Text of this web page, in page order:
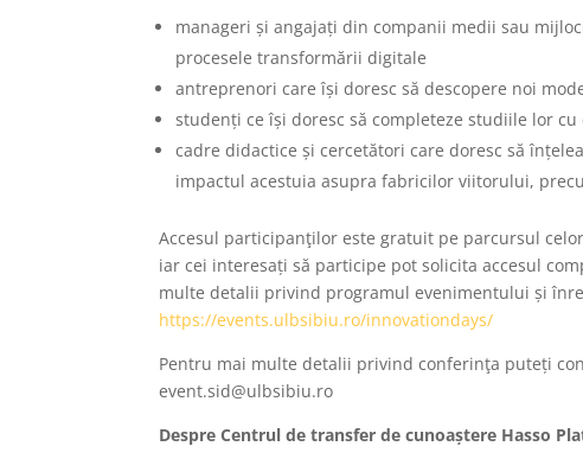
manageri și angajați din companii medii sau
procesele transformării digitale
antreprenori care își doresc să descopere noi
studenți ce își doresc să completeze studiile lor
cadre didactice și cercetători care doresc să
impactul acestuia asupra fabricilor viitorului,
Accesul participanţilor este gratuit pe parcursul
iar cei interesați să participe pot solicita accesul
multe detalii privind programul evenimentului și
https://events.ulbsibiu.ro/innovationdays/
Pentru mai multe detalii privind conferinţa puteți
event.sid@ulbsibiu.ro
Despre Centrul de transfer de cunoaștere Hasso